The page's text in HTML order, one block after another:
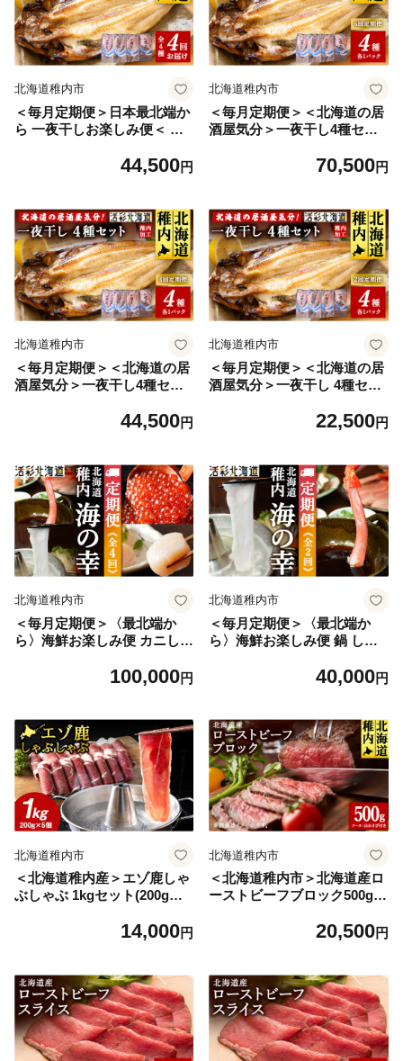
北海道稚内市
＜毎月定期便＞日本最北端か
ら 一夜干しお楽しみ便＜ 北
44,500円
北海道稚内市
＜毎月定期便＞＜北海道の居
酒屋気分＞一夜干し4種セッ
70,500円
北海道稚内市
＜毎月定期便＞＜北海道の居
酒屋気分＞一夜干し4種セッ
44,500円
北海道稚内市
＜毎月定期便＞＜北海道の居
酒屋気分＞一夜干し 4種セッ
22,500円
北海道稚内市
＜毎月定期便＞〈最北端か
ら〉海鮮お楽しみ便 カニしゃ
100,000円
北海道稚内市
＜毎月定期便＞〈最北端か
ら〉海鮮お楽しみ便 鍋 しゃ
40,000円
北海道稚内市
＜北海道稚内産＞エゾ鹿しゃ
ぶしゃぶ 1kgセット(200gパ
14,000円
北海道稚内市
＜北海道稚内市＞北海道産ロ
ーストビーフブロック500g
20,500円